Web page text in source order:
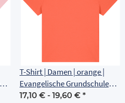
T-Shirt | Damen | orange |
Evangelische Grundschule
Erfurt
17,10 € - 19,60 € *